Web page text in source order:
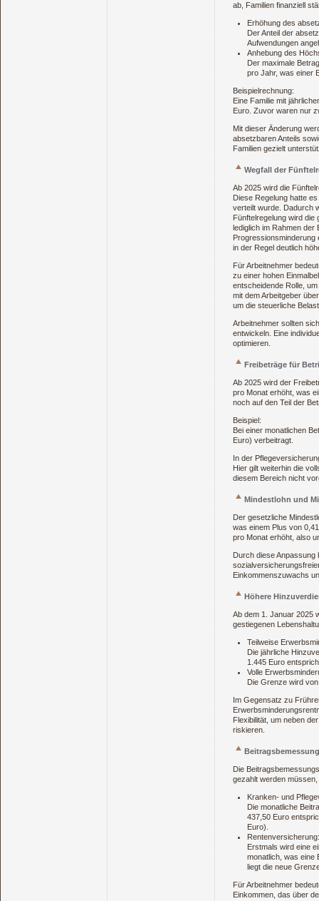
ab, Familien finanziell
Erhöhung des
Der Anteil der
Aufwendungen
Anhebung des
Der maximale
pro Jahr, was einer
Beispielrechnung:
Eine Familie mit
Euro. Zuvor waren nur
Mit dieser Änderung
absetzbaren Anteils
Familien gezielt
Wegfall der
Ab 2025 wird die
Diese Regelung hatte
verteilt wurde. Dadurch
Fünftelregelung wird die
lediglich im Rahmen der
Progressionsminderung
in der Regel deutlich
Für Arbeitnehmer
zu einer hohen
entscheidende Rolle,
mit dem Arbeitgeber
um die steuerliche
Arbeitnehmer sollten
entwickeln. Eine
optimieren.
Freibeträge für
Ab 2025 wird der
pro Monat erhöht, was
noch auf den Teil der
Beispiel:
Bei einer monatlichen
Euro) verbeitragt.
In der
Hier gilt weiterhin die
diesem Bereich nicht
Mindestlohn und
Der gesetzliche
was einem Plus von
pro Monat erhöht, also
Durch diese Anpassung
Einkommenszuwachs
Höhere
Ab dem 1. Januar 2025
gestiegenen
Teilweise
Die jährliche
1.445 Euro
Volle
Die Grenze wird
Im Gegensatz zu
Flexibilität, um neben
riskieren.
Die
gezahlt werden
Kranken- und
Die monatliche
437,50 Euro
Euro).
Rentenversicherung:
Erstmals wird eine
monatlich, was eine
liegt die neue
Für Arbeitnehmer
Einkommen, das über